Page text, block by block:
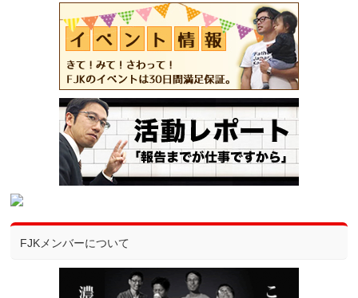
FJKメンバーについて